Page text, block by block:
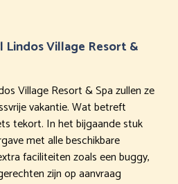
Village Resort &
Village Resort & Spa zullen ze
vakantie. Wat betreft
tekort. In het bijgaande stuk
met alle beschikbare
faciliteiten zoals een buggy,
zijn op aanvraag